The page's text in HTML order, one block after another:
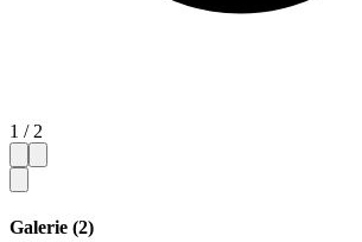
1 / 2
Galerie (2)